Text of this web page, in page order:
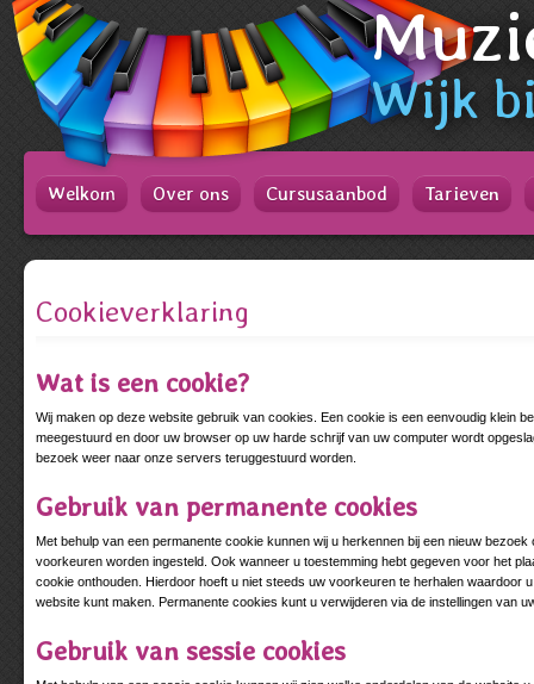
Spring
naar
Spring
naar
de
inhoud
Spring
naar
hoofdmenu
Wijk
Cookieverklaring
Wat is een cookie?
Wij maken op deze website gebruik van cookies. Een cookie is een eenvoudig klein
meegestuurd en door uw browser op uw harde schrijf van uw computer wordt
bezoek weer naar onze servers teruggestuurd worden.
Gebruik van permanente cookies
Met behulp van een permanente cookie kunnen wij u herkennen bij een nieuw
voorkeuren worden ingesteld. Ook wanneer u toestemming hebt gegeven voor het
cookie onthouden. Hierdoor hoeft u niet steeds uw voorkeuren te herhalen waardoor
website kunt maken. Permanente cookies kunt u verwijderen via de instellingen van
Gebruik van sessie cookies
Welkom Over ons Cursusaanbod Tarieven